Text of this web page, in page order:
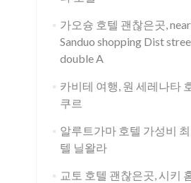
가오슝 호텔 괜찮은곳,
Sanduo shopping Dist
double A
카비테 여행, 원 세레나타
쿠르
알루트가마 호텔 가성비 최
텔 닐왈라
교토 호텔 괜찮은곳, 시키